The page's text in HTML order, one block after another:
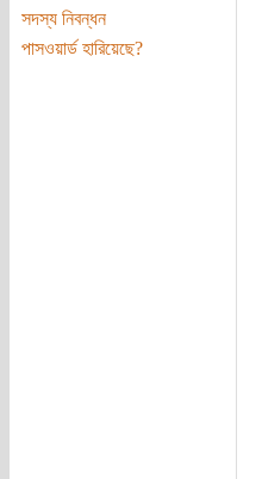
সদস্য নিবন্ধন
পাসওয়ার্ড হারিয়েছে?